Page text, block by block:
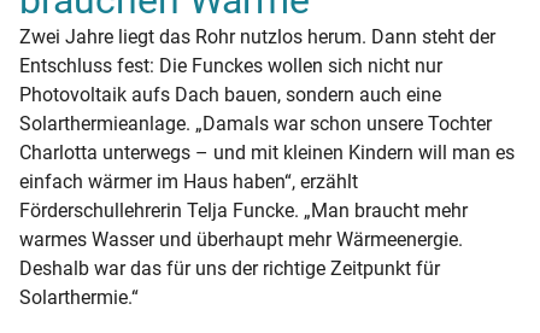
Zwei Jahre liegt das Rohr nutzlos herum. Dann steht der
Entschluss fest: Die Funckes wollen sich nicht nur
Photovoltaik aufs Dach bauen, sondern auch eine
Solarthermieanlage. „Damals war schon unsere Tochter
Charlotta unterwegs – und mit kleinen Kindern will man es
einfach wärmer im Haus haben“, erzählt
Förderschullehrerin Telja Funcke. „Man braucht mehr
warmes Wasser und überhaupt mehr Wärmeenergie.
Deshalb war das für uns der richtige Zeitpunkt für
Solarthermie.“